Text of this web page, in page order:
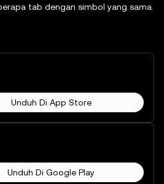
tab dengan simbol yang sama.
Unduh Di App Store
Unduh Di Google Play